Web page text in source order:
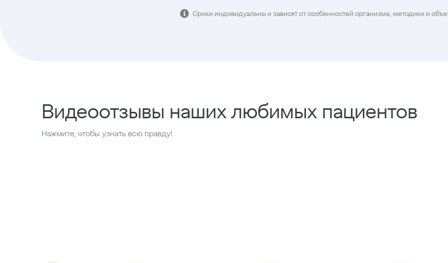
Сроки индивидуальны и зависят от особенностей организма, методики и
Видеоотзывы наших любимых пациентов
Нажмите, чтобы узнать всю правду!